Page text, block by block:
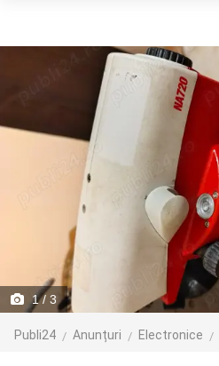
1/ 3
Publi24 Anunțuri Electronice